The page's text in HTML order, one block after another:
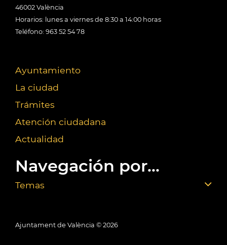
46002 València
Horarios: lunes a viernes de 8:30 a 14:00 horas
Teléfono: 963 52 54 78
Ayuntamiento
La ciudad
Trámites
Atención ciudadana
Actualidad
Navegación por...
Temas
Ajuntament de València © 2026